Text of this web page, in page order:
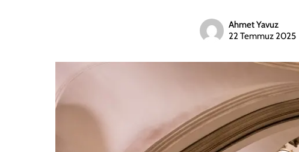
Ahmet Yavuz
22 Temmuz 2025